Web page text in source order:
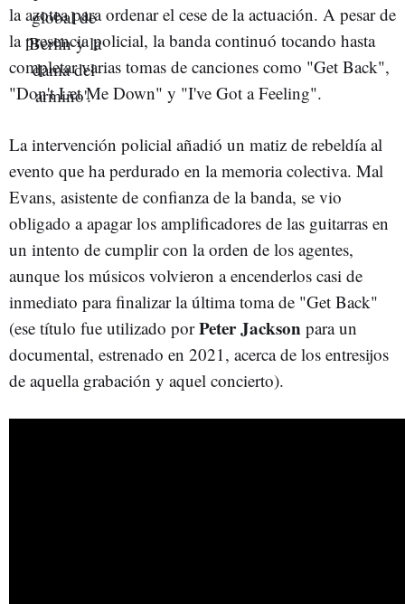
la azotea para ordenar el cese de la actuación. A pesar de
la presencia policial, la banda continuó tocando hasta
completar varias tomas de canciones como "Get Back",
"Don't Let Me Down" y "I've Got a Feeling".
La intervención policial añadió un matiz de rebeldía al
evento que ha perdurado en la memoria colectiva. Mal
Evans, asistente de confianza de la banda, se vio
obligado a apagar los amplificadores de las guitarras en
un intento de cumplir con la orden de los agentes,
aunque los músicos volvieron a encenderlos casi de
inmediato para finalizar la última toma de "Get Back"
(ese título fue utilizado porPeter Jackson para un
documental, estrenado en 2021, acerca de los entresijos
de aquella grabación y aquel concierto).